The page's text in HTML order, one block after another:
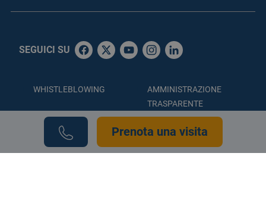
SEGUICI SU
WHISTLEBLOWING
AMMINISTRAZIONE
TRASPARENTE
ACCESSIBILITÀ
COOKIE POLICY
Prenota una visita